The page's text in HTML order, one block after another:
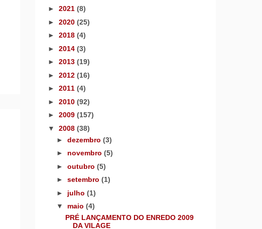
► 2021 (8)
► 2020 (25)
► 2018 (4)
► 2014 (3)
► 2013 (19)
► 2012 (16)
► 2011 (4)
► 2010 (92)
► 2009 (157)
▼ 2008 (38)
► dezembro (3)
► novembro (5)
► outubro (5)
► setembro (1)
► julho (1)
▼ maio (4)
PRÉ LANÇAMENTO DO ENREDO 2009
DA VILAGE